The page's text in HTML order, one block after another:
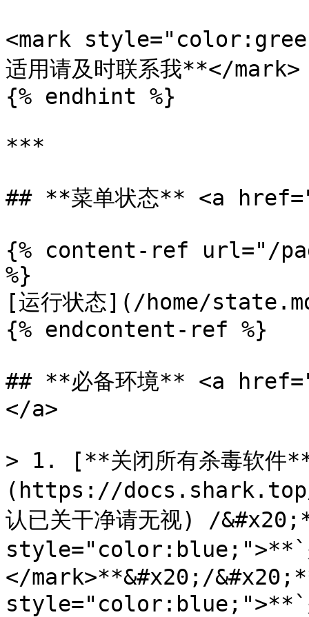
<mark
适用请及时联系我**</mark>
{% endhint %}
***
## **菜单状态** <a
{% content-ref url="/
%}
[运行状态](/home/
{% endcontent-ref %}
## **必备环境** <a
</a>
> 1. [**关闭所有杀毒软件
(https://
认已关干净请无视) /
style="color:blue;">**`
</mark>**&#x20;/
style="color:blue;">**`